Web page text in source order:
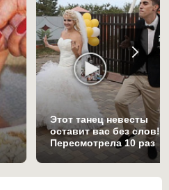
Этот танец невесты
оставит вас без слов!
Пересмотрела 10 раз